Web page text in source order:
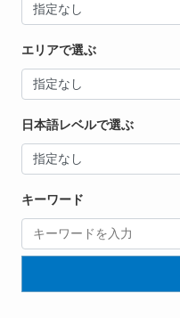
エリアで選ぶ
日本語レベルで選ぶ
キーワード